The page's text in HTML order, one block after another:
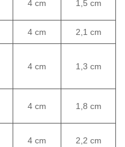
4 cm 1,5 cm
4 cm 2,1 cm
4 cm 1,3 cm
4 cm 1,8 cm
4 cm 2,2 cm